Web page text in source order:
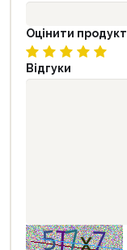
Оцінити продукт
Відгуки